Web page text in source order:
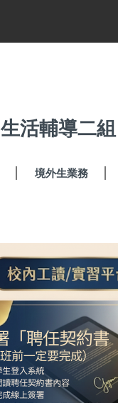
生活輔導二組
境外生業務